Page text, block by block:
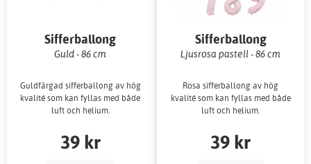
Sifferballong
Guld - 86 cm
Guldfärgad sifferballong av hög
kvalité som kan fyllas med både
luft och helium.
39 kr
Sifferballong
Ljusrosa pastell - 86 cm
Rosa sifferballong av hög
kvalité som kan fyllas med både
luft och helium.
39 kr